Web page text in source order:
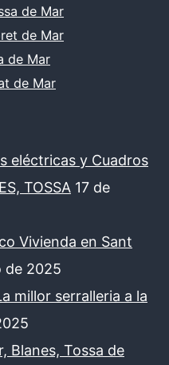
de Mar
de Mar
de Mar
de Mar
eléctricas y Cuadros
TOSSA 17 de
Vivienda en Sant
de 2025
millor serralleria a la
Blanes, Tossa de